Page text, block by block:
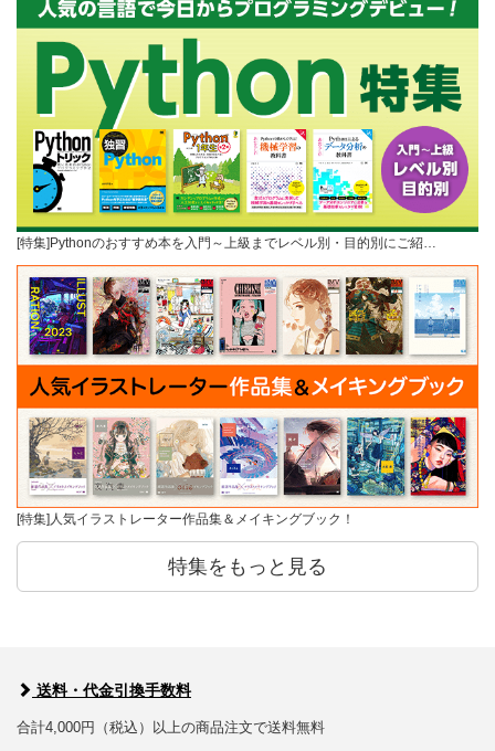
[特集]Pythonのおすすめ本を入門～上級までレベル別・目的別にご紹…
[特集]人気イラストレーター作品集＆メイキングブック！
特集をもっと見る
送料・代金引換手数料
合計4,000円（税込）以上の商品注文で送料無料